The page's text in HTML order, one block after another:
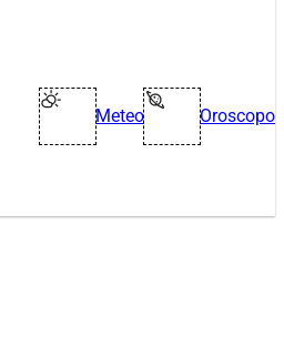
Meteo Oroscopo